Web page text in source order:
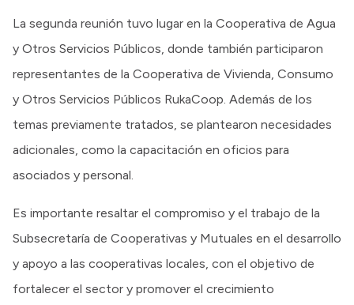
La segunda reunión tuvo lugar en la Cooperativa de Agua
y Otros Servicios Públicos, donde también participaron
representantes de la Cooperativa de Vivienda, Consumo
y Otros Servicios Públicos RukaCoop. Además de los
temas previamente tratados, se plantearon necesidades
adicionales, como la capacitación en oficios para
asociados y personal.
Es importante resaltar el compromiso y el trabajo de la
Subsecretaría de Cooperativas y Mutuales en el desarrollo
y apoyo a las cooperativas locales, con el objetivo de
fortalecer el sector y promover el crecimiento